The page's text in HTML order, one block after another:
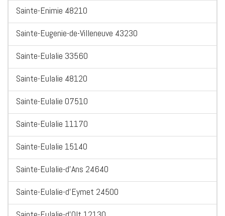
Sainte-Enimie 48210
Sainte-Eugenie-de-Villeneuve 43230
Sainte-Eulalie 33560
Sainte-Eulalie 48120
Sainte-Eulalie 07510
Sainte-Eulalie 11170
Sainte-Eulalie 15140
Sainte-Eulalie-d'Ans 24640
Sainte-Eulalie-d'Eymet 24500